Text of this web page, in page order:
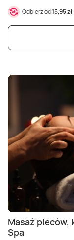
Odbierz od15,95 zł
Masaż pleców,
Spa